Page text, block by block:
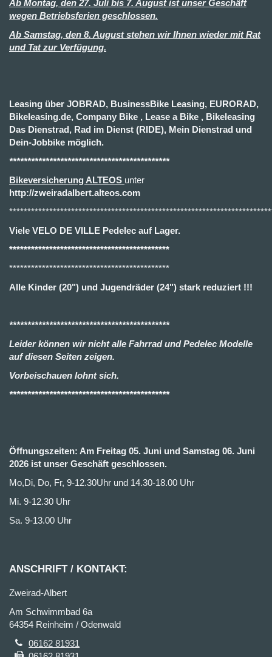
Ab Montag, den 27. Juli bis 7. August ist unser Geschäft
wegen Betriebsferien geschlossen.
Ab Samstag, den 8. August stehen wir Ihnen wieder mit Rat
und Tat zur Verfügung.
Leasing über JOBRAD, BusinessBike Leasing, EURORAD,
Bikeleasing.de, Company Bike , Lease a Bike , Bikeleasing
Das Dienstrad, Rad im Dienst (RIDE), Mein Dienstrad und
Dein-Jobbike möglich.
********************************************
Bikeversicherung ALTEOS unter
http://zweiradalbert.alteos.com
Viele VELO DE VILLE Pedelec auf Lager.
********************************************
********************************************
Alle Kinder (20") und Jugendräder (24") stark reduziert !!!
********************************************
Leider können wir nicht alle Fahrrad und Pedelec Modelle
auf diesen Seiten zeigen.
Vorbeischauen lohnt sich.
********************************************
Öffnungszeiten: Am Freitag 05. Juni und Samstag 06. Juni
2026 ist unser Geschäft geschlossen.
Mo,Di, Do, Fr, 9-12.30Uhr und 14.30-18.00 Uhr
Mi. 9-12.30 Uhr
Sa. 9-13.00 Uhr
ANSCHRIFT / KONTAKT:
Zweirad-Albert
Am Schwimmbad 6a
64354 Reinheim / Odenwald
06162 81931